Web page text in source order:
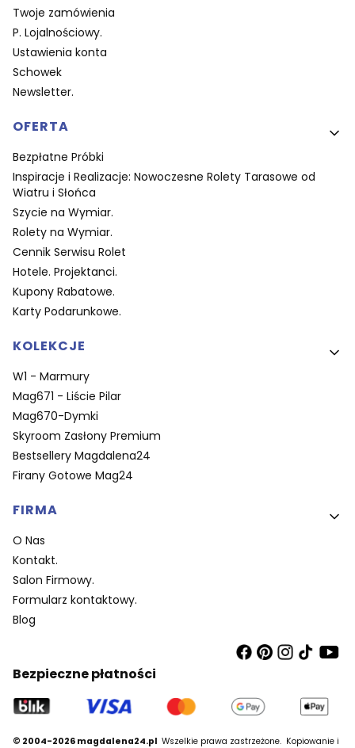
Twoje zamówienia
P. Lojalnościowy.
Ustawienia konta
Schowek
Newsletter.
OFERTA
Bezpłatne Próbki
Inspiracje i Realizacje: Nowoczesne Rolety Tarasowe od
Wiatru i Słońca
Szycie na Wymiar.
Rolety na Wymiar.
Cennik Serwisu Rolet
Hotele. Projektanci.
Kupony Rabatowe.
Karty Podarunkowe.
KOLEKCJE
W1 - Marmury
Mag671 - Liście Pilar
Mag670-Dymki
Skyroom Zasłony Premium
Bestsellery Magdalena24
Firany Gotowe Mag24
FIRMA
O Nas
Kontakt.
Salon Firmowy.
Formularz kontaktowy.
Blog
Bezpieczne płatności
© 2004-2026 magdalena24.pl Wszelkie prawa zastrzeżone. Kopiowanie i